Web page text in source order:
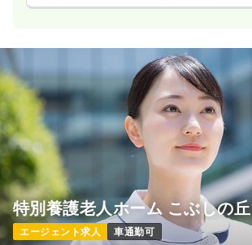
特別養護老人ホーム こぶしの丘
エージェント求人 車通勤可